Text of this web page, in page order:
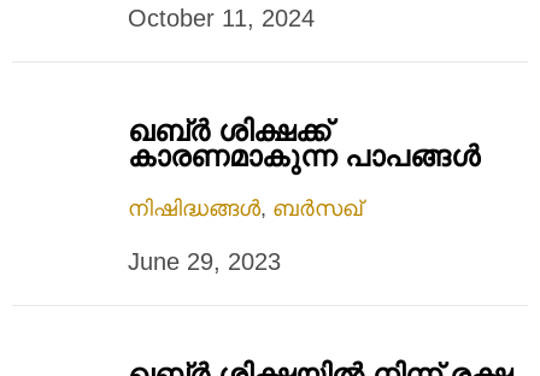
October 11, 2024
ഖബ്ര്‍ ശിക്ഷക്ക്
കാരണമാകുന്ന പാപങ്ങൾ
നിഷിദ്ധങ്ങൾ, ബർസഖ്
June 29, 2023